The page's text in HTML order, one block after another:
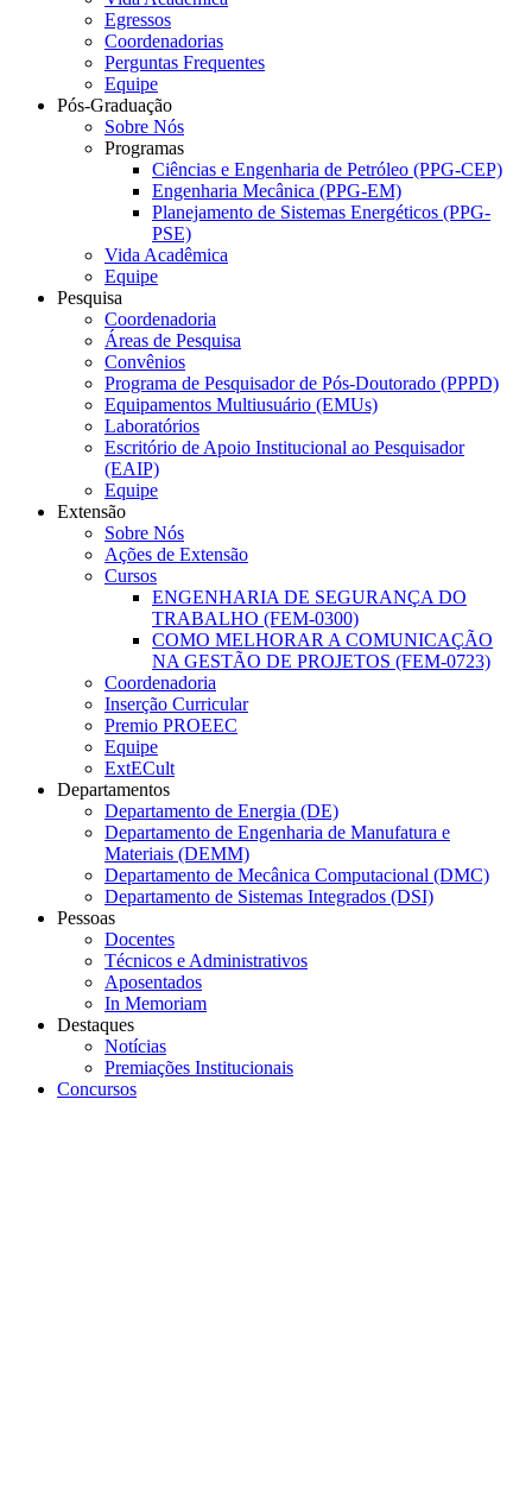
Egressos
Coordenadorias
Perguntas Frequentes
Equipe
Pós-Graduação
Sobre Nós
Programas
Ciências e Engenharia de Petróleo (PPG-CEP)
Engenharia Mecânica (PPG-EM)
Planejamento de Sistemas Energéticos (PPG-
PSE)
Vida Acadêmica
Equipe
Pesquisa
Coordenadoria
Áreas de Pesquisa
Convênios
Programa de Pesquisador de Pós-Doutorado (PPPD)
Equipamentos Multiusuário (EMUs)
Laboratórios
Escritório de Apoio Institucional ao Pesquisador
(EAIP)
Equipe
Extensão
Sobre Nós
Ações de Extensão
Cursos
ENGENHARIA DE SEGURANÇA DO
TRABALHO (FEM-0300)
COMO MELHORAR A COMUNICAÇÃO
NA GESTÃO DE PROJETOS (FEM-0723)
Coordenadoria
Inserção Curricular
Premio PROEEC
Equipe
ExtECult
Departamentos
Departamento de Energia (DE)
Departamento de Engenharia de Manufatura e
Materiais (DEMM)
Departamento de Mecânica Computacional (DMC)
Departamento de Sistemas Integrados (DSI)
Pessoas
Docentes
Técnicos e Administrativos
Aposentados
In Memoriam
Destaques
Notícias
Premiações Institucionais
Concursos